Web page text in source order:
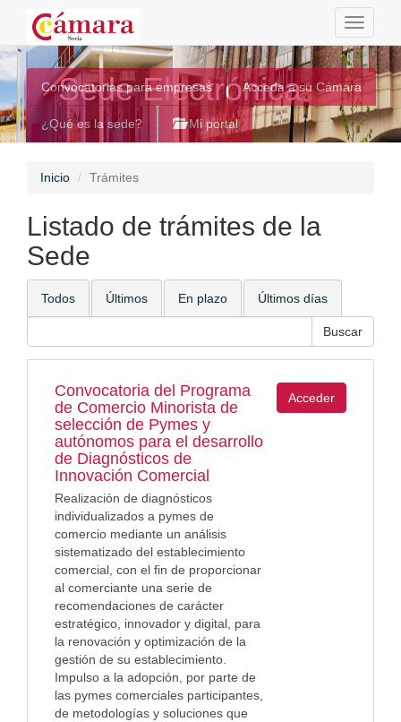
Toggle
Sede Electrónica
Convocatorias para empresas Acceda a su Cámara
¿Qué es la sede? Mi portal
Inicio Trámites
Listado de trámites de la
Sede
Todos Últimos En plazo Últimos días
Convocatoria del Programa
de Comercio Minorista de
selección de Pymes y
autónomos para el desarrollo
de Diagnósticos de
Innovación Comercial
Realización de diagnósticos
individualizados a pymes de
comercio mediante un análisis
sistematizado del establecimiento
comercial, con el fin de proporcionar
al comerciante una serie de
recomendaciones de carácter
estratégico, innovador y digital, para
la renovación y optimización de la
gestión de su establecimiento.
Impulso a la adopción, por parte de
las pymes comerciales participantes,
de metodologías y soluciones que
Acceder